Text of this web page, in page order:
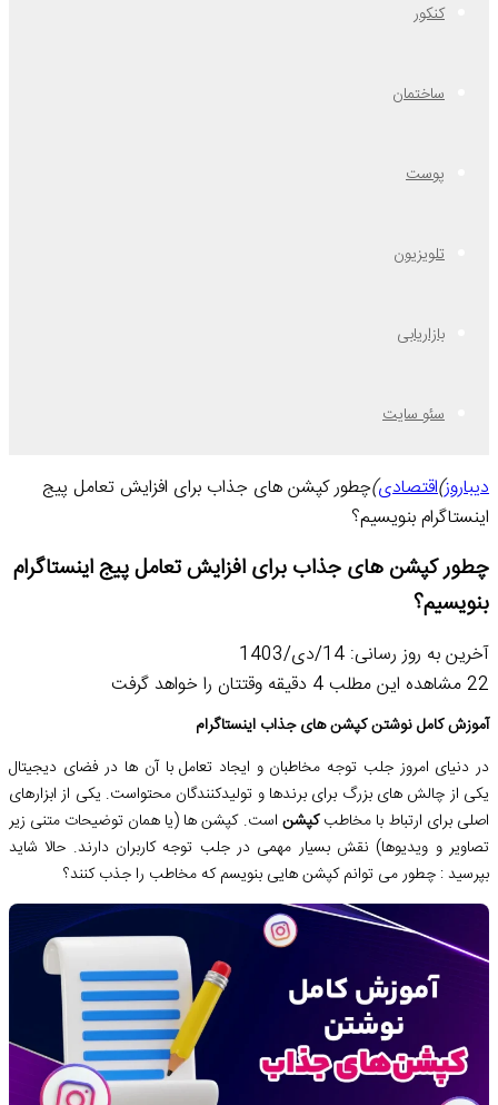
کنکور
ساختمان
پوست
تلویزیون
بازاریابی
سئو سایت
دیباروز)اقتصادی)چطور کپشن های جذاب برای افزایش تعامل پیج
اینستاگرام بنویسیم؟
چطور کپشن های جذاب برای افزایش تعامل پیج اینستاگرام
بنویسیم؟
آخرین به روز رسانی: 14/دی/1403
22مشاهده این مطلب 4 دقیقه وقتتان را خواهد گرفت
آموزش کامل نوشتن کپشن های جذاب اینستاگرام
در دنیای امروز جلب توجه مخاطبان و ایجاد تعامل با آن ها در فضای دیجیتال
یکی از چالش های بزرگ برای برندها و تولیدکنندگان محتواست. یکی از ابزارهای
اصلی برای ارتباط با مخاطبکپشن است. کپشن ها (یا همان توضیحات متنی زیر
تصاویر و ویدیوها) نقش بسیار مهمی در جلب توجه کاربران دارند. حالا شاید
بپرسید : چطور می توانم کپشن هایی بنویسم که مخاطب را جذب کنند؟